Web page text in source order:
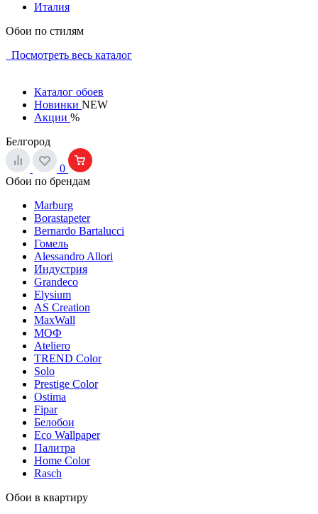
Италия
Обои по стилям
Посмотреть весь каталог
Каталог обоев
Новинки NEW
Акции %
Белгород
0
Обои по брендам
Marburg
Borastapeter
Bernardo Bartalucci
Гомель
Alessandro Allori
Индустрия
Grandeco
Elysium
AS Creation
MaxWall
МОФ
Ateliero
TREND Color
Solo
Prestige Color
Ostima
Fipar
Белобои
Eco Wallpaper
Палитра
Home Color
Rasch
Обои в квартиру